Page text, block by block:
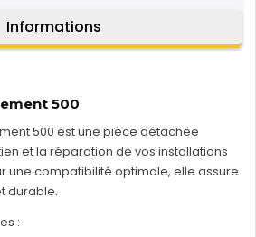
Informations
500
500 est une pièce détachée
et la réparation de vos installations
une compatibilité optimale, elle assure
durable.
: